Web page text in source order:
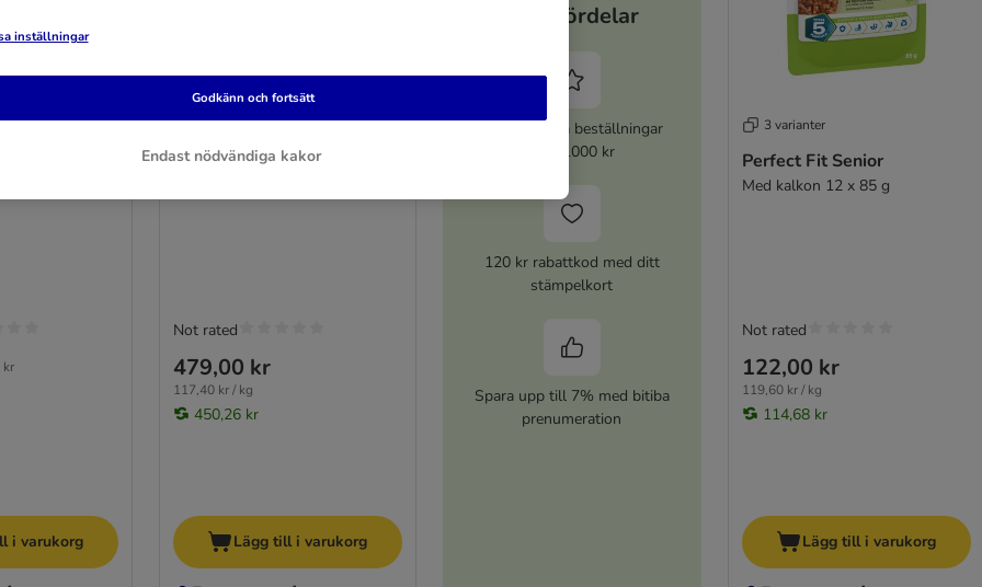
85 g
kr
i varukorg
3 varianter
Perfect Fit Senior
479,00 kr
117,40 kr / kg
450,26 kr
Not rated
Lägg till i varukorg
Dina fördelar
5% rabatt på beställningar
över 1000 kr
120 kr rabattkod med ditt
stämpelkort
Spara upp till 7% med bitiba
prenumeration
3 varianter
Perfect Fit Senior
Med kalkon 12 x 85 g
122,00 kr
119,60 kr / kg
114,68 kr
Not rated
Lägg till i varukorg
inställningar
Endast nödvändiga kakor
Godkänn och fortsätt